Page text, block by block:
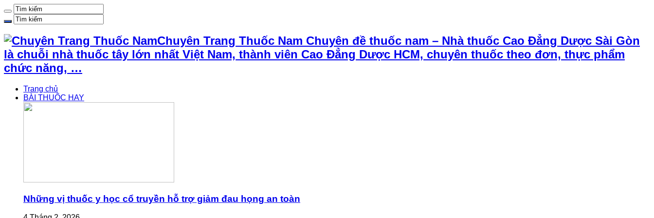
Chuyên Trang Thuốc Nam Chuyên đề thuốc nam – Nhà thuốc Cao Đẳng Dược Sài Gòn
là chuỗi nhà thuốc tây lớn nhất Việt Nam, thành viên Cao Đẳng Dược HCM, chuyên thuốc theo đơn, thực phẩm
chức năng, …
Trang chủ
BÀI THUỐC HAY
Những vị thuốc y học cổ truyền hỗ trợ giảm đau họng an toàn